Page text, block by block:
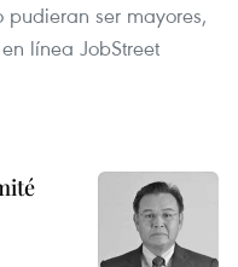
ser mayores,
línea JobStreet